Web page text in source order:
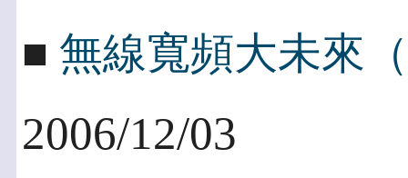
■ 無線寬頻大未來
2006/12/03